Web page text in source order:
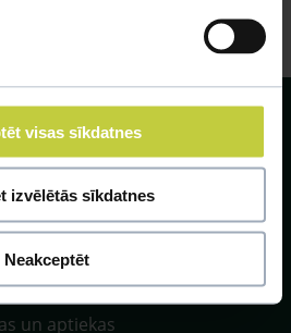
visas sīkdatnes
izvēlētās sīkdatnes
Neakceptēt
LV-1058.
16:00
un aptiekas